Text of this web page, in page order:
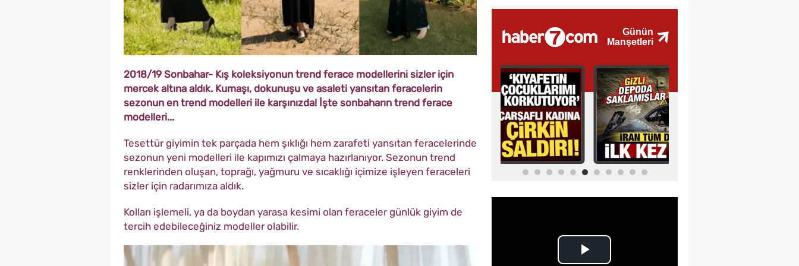
2018/19 Sonbahar- Kış koleksiyonun trend ferace modellerini sizler için
mercek altına aldık. Kumaşı, dokunuşu ve asaleti yansıtan feracelerin
sezonun en trend modelleri ile karşınızda! İşte sonbaharın trend ferace
modelleri...
Tesettür giyimin tek parçada hem şıklığı hem zarafeti yansıtan feracelerinde
sezonun yeni modelleri ile kapımızı çalmaya hazırlanıyor. Sezonun trend
renklerinden oluşan, toprağı, yağmuru ve sıcaklığı içimize işleyen feraceleri
sizler için radarımıza aldık.
Kolları işlemeli, ya da boydan yarasa kesimi olan feraceler günlük giyim de
tercih edebileceğiniz modeller olabilir.